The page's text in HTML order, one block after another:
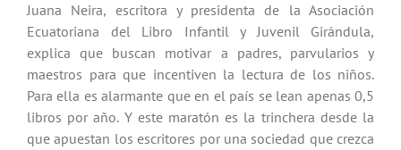
Juana Neira, escritora y presidenta de la Asociación
Ecuatoriana del Libro Infantil y Juvenil Girándula,
explica que buscan motivar a padres, parvularios y
maestros para que incentiven la lectura de los niños.
Para ella es alarmante que en el país se lean apenas 0,5
libros por año. Y este maratón es la trinchera desde la
que apuestan los escritores por una sociedad que crezca